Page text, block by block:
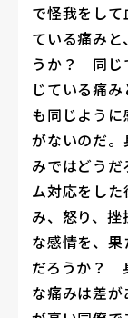
で怪我をし
ている痛み
うか？ 同じ
じている痛
も同じよう
がないのだ
みではどう
ム対応をし
み、怒り、
な感情を、
だろうか？
な痛みは差